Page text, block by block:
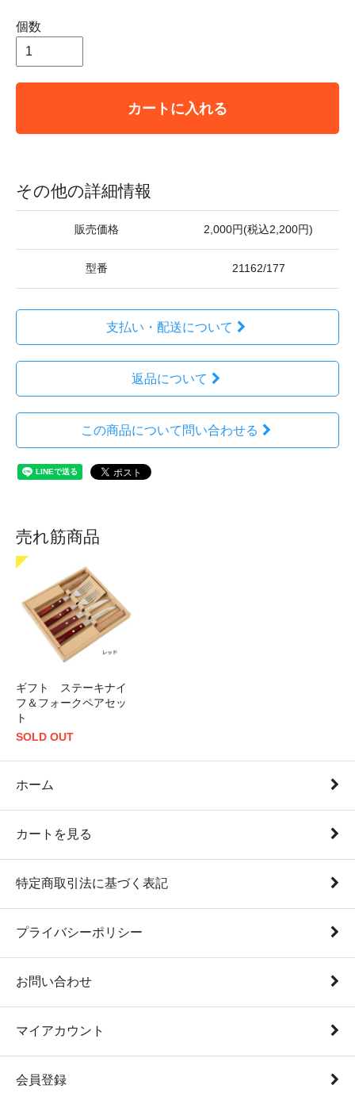
個数
カートに入れる
その他の詳細情報
販売価格 2,000円(税込2,200円)
型番 21162/177
支払い・配送について
返品について
この商品について問い合わせる
売れ筋商品
ギフト ステーキナイ
フ＆フォークペアセッ
ト
SOLD OUT
ホーム
カートを見る
特定商取引法に基づく表記
プライバシーポリシー
お問い合わせ
マイアカウント
会員登録